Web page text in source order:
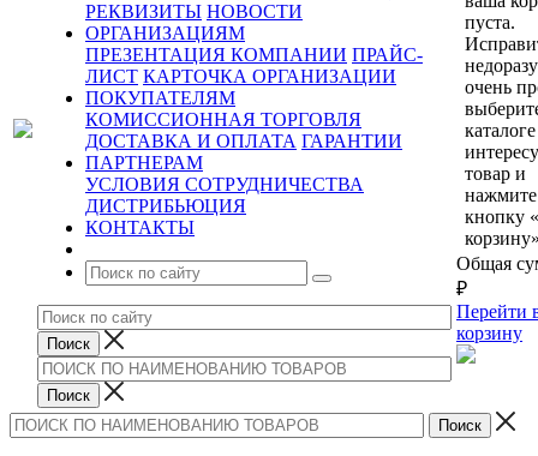
РЕКВИЗИТЫ НОВОСТИ
ОРГАНИЗАЦИЯМ
ПРЕЗЕНТАЦИЯ КОМПАНИИ ПРАЙС-
ЛИСТ КАРТОЧКА ОРГАНИЗАЦИИ
ПОКУПАТЕЛЯМ
КОМИССИОННАЯ ТОРГОВЛЯ
ДОСТАВКА И ОПЛАТА ГАРАНТИИ
ПАРТНЕРАМ
УСЛОВИЯ СОТРУДНИЧЕСТВА
ДИСТРИБЬЮЦИЯ
КОНТАКТЫ
пуста.
очень
каталоге
товар и
нажмите
кнопку
Общая
₽
Перейти
корзину